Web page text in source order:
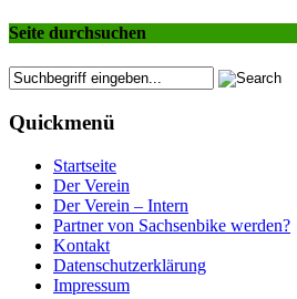
Seite durchsuchen
Quickmenü
Startseite
Der Verein
Der Verein – Intern
Partner von Sachsenbike werden?
Kontakt
Datenschutzerklärung
Impressum